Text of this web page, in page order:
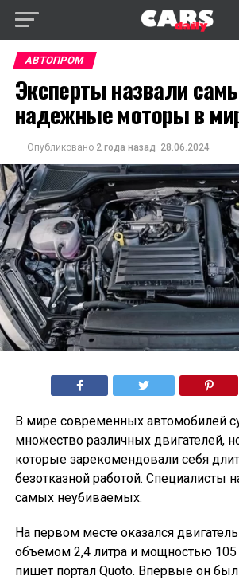
АВТОПРОМ
Эксперты назвали
надежные моторы в
Опубликовано 2 года назад 28.06.2024
В мире современных автомобилей
множество различных двигателей,
которые зарекомендовали себя
безотказной работой. Специалисты
самых неубиваемых.
На первом месте оказался
объемом 2,4 литра и мощностью
пишет портал Quoto. Впервые он